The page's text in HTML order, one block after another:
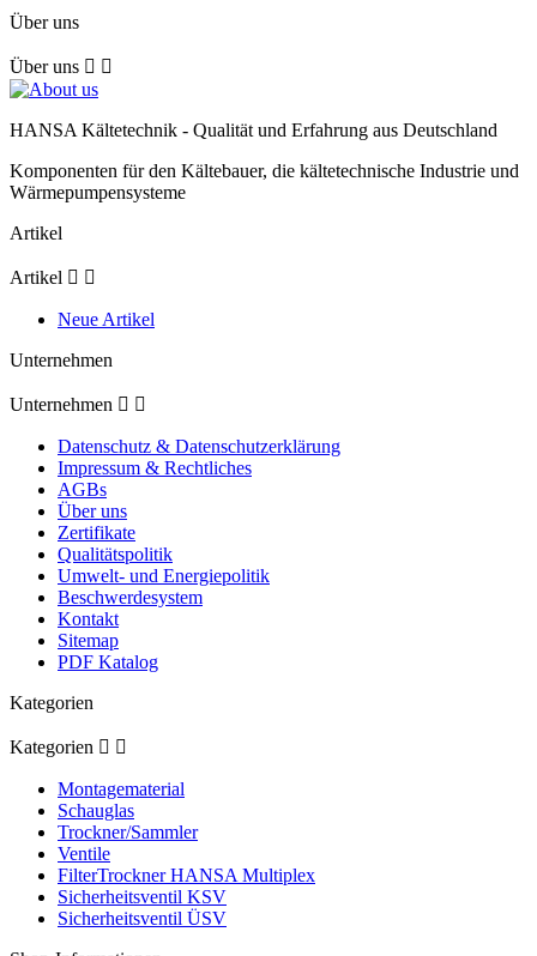
Über uns
Über uns  
HANSA Kältetechnik - Qualität und Erfahrung aus Deutschland
Komponenten für den Kältebauer, die kältetechnische Industrie und
Wärmepumpensysteme
Artikel
Artikel  
Neue Artikel
Unternehmen
Unternehmen  
Datenschutz & Datenschutzerklärung
Impressum & Rechtliches
AGBs
Über uns
Zertifikate
Qualitätspolitik
Umwelt- und Energiepolitik
Beschwerdesystem
Kontakt
Sitemap
PDF Katalog
Kategorien
Kategorien  
Montagematerial
Schauglas
Trockner/Sammler
Ventile
FilterTrockner HANSA Multiplex
Sicherheitsventil KSV
Sicherheitsventil ÜSV